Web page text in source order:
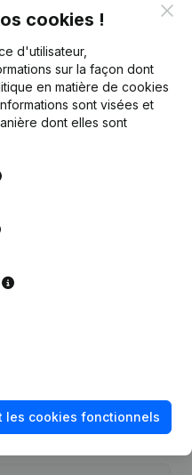
€13 805
€ 68 337 71 497
etc...)
cookies !
d'utilisateur,
sur la façon dont
en matière de cookies
sont visées et
dont elles sont
les cookies fonctionnels